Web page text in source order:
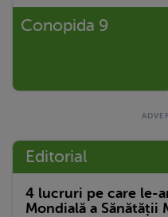
Conopida 9
Editorial
4 lucruri pe care le-
Mondială a Sănătății